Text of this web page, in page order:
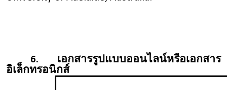
6. เอกสารรูปแบบออนไลน์หรือเอกสาร
อิเล็กทรอนิกส์